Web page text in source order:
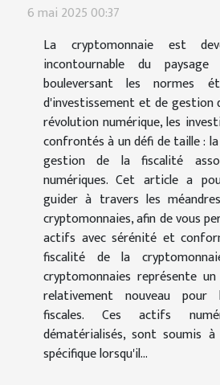
6 mai 2025 00:37
La cryptomonnaie est
incontournable du paysage
bouleversant les normes
d'investissement et de gestion
révolution numérique, les
confrontés à un défi de taille :
gestion de la fiscalité
numériques. Cet article a
guider à travers les
cryptomonnaies, afin de vous
actifs avec sérénité et
fiscalité de la
cryptomonnaies représente
relativement nouveau pour
fiscales. Ces actifs
dématérialisés, sont soumis
spécifique lorsqu'il...